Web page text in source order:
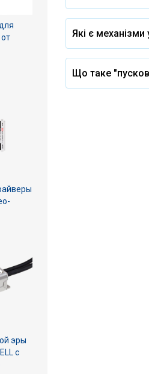
Які є
Що таке
эры
с